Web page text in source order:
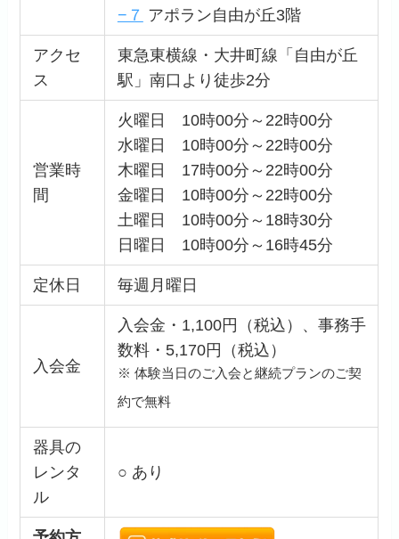
−７ アポラン自由が丘3階
アクセ
ス
東急東横線・大井町線「自由が丘
駅」南口より徒歩2分
営業時
間
火曜日 10時00分～22時00分
水曜日 10時00分～22時00分
木曜日 17時00分～22時00分
金曜日 10時00分～22時00分
土曜日 10時00分～18時30分
日曜日 10時00分～16時45分
定休日 毎週月曜日
入会金
入会金・1,100円（税込）、事務手
数料・5,170円（税込）
※ 体験当日のご入会と継続プランのご契
約で無料
器具の
レンタ
ル
○ あり